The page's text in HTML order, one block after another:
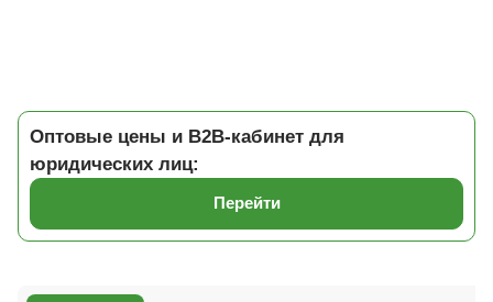
Оптовые цены и B2B-кабинет для
юридических лиц:
Перейти